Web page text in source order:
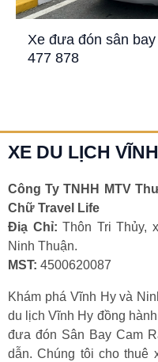
Xe đưa đón sân
477 878
XE DU LỊCH
Công Ty TNHH MTV
Chữ Travel Life
Điạ Chỉ: Thôn Tri Thủy,
Ninh Thuận.
MST: 4500620087
Khám phá Vĩnh Hy và
du lịch Vĩnh Hy đồng
đưa đón Sân Bay Cam
dẫn. Chúng tôi cho thuê